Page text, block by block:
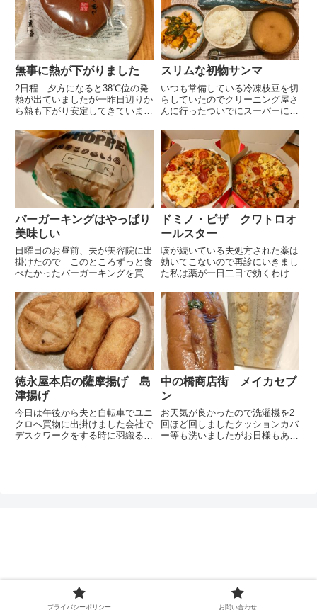
無事に熱が下がりました
2日程 夕方になると38℃位の発
熱が出ていましたが一昨日辺りか
ら熱も下がり安定してきています
に症状がなかったので眠る時だけ
ロキソニンを飲んで病院には行き
ませんでした具合の悪い間 夫は
出かけていたのでウーバーかネ...
スリムな初物サンマ
いつも常備している冷凍枝豆を切
らしていたのでクリーニング屋さ
んに行ったついでにスーパーに寄
塩焼とニラ玉と決めていましたが
魚売り場の前を通るとサンマが売
られていました無性に食べたくな
りましたがどうにも細いサンマ
で...
バーガーキングはやっぱり
美味しい
日曜日のお昼前、夫が美容院に出
掛けたので このところずっと食
べたかったバーガーキングを買っ
夫も丁度同じ意見だったようで快
く承諾してくれました私はステー
キソースワッパーJrのセットをコ
ーラでオーダー私の勘違いです...
ドミノ・ピザ クワトロオ
ールスター
咳が続いている夫処方された薬は
効いてこないので再診にいきまし
た私は薬が一日二日で効くわけが
得のいくように再診を勧めておき
ました結果 気休めかのように吸
入薬を処方されてきました咳が辛
い時に吸入してください とい
う...
徳永屋本店の薩摩揚げ 島
津揚げ
今日は午後から夫と自転車でユニ
クロへ買物に出掛けました会社で
デスクワークをする時に羽織るカ
中の橋商店街 メイカセブ
ン
お天気が良かったので洗濯機を2
回ほど回しましたクッションカバ
ー等も洗いましたがお日様もあり
プライバシーポリシー お問い合わせ